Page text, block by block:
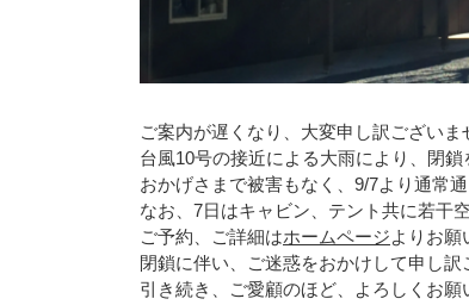
ご案内が遅くなり、大変申し訳ございま
台風10号の接近による大雨により、閉鎖
おかげさまで被害もなく、9/7より通常
なお、7日はキャビン、テント共に若干
ご予約、ご詳細はホームページよりお願
閉鎖に伴い、ご迷惑をおかけして申し訳
引き続き、ご愛顧のほど、よろしくお願